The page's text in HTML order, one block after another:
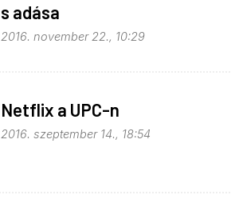
s adása
2016. november 22., 10:29
Netflix a UPC-n
2016. szeptember 14., 18:54